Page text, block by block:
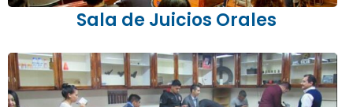
Sala de Juicios Orales